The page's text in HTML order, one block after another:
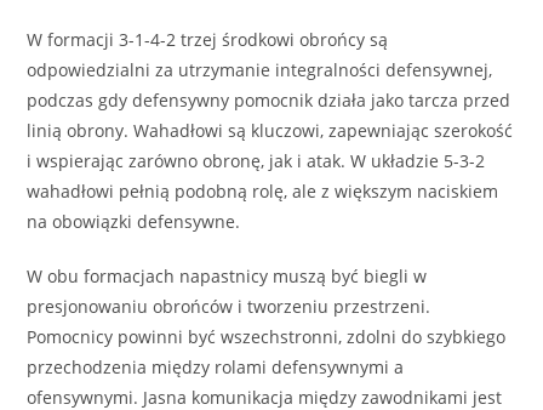
W formacji 3-1-4-2 trzej środkowi obrońcy są
odpowiedzialni za utrzymanie integralności defensywnej,
podczas gdy defensywny pomocnik działa jako tarcza przed
linią obrony. Wahadłowi są kluczowi, zapewniając szerokość
i wspierając zarówno obronę, jak i atak. W układzie 5-3-2
wahadłowi pełnią podobną rolę, ale z większym naciskiem
na obowiązki defensywne.
W obu formacjach napastnicy muszą być biegli w
presjonowaniu obrońców i tworzeniu przestrzeni.
Pomocnicy powinni być wszechstronni, zdolni do szybkiego
przechodzenia między rolami defensywnymi a
ofensywnymi. Jasna komunikacja między zawodnikami jest